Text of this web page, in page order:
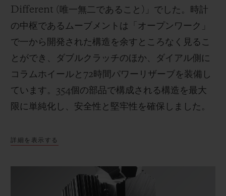
Different (唯一無二であること)」でした。時計
の中枢であるムーブメントは「オープンワーク」
で一から開発された構造を余すところなく見るこ
とができ、ダブルクラッチのほか、ダイアル側に
コラムホイールと72時間パワーリザーブを装備し
ています。354個の部品で構成される構造を最大
限に単純化し、安全性と堅牢性を確保しました。
詳細を表示する